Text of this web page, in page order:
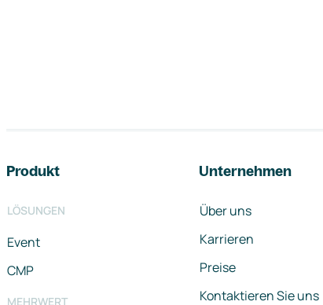
Produkt
LÖSUNGEN
Event
CMP
MEHRWERT
Unternehmen
Über uns
Karrieren
Preise
Kontaktieren Sie uns